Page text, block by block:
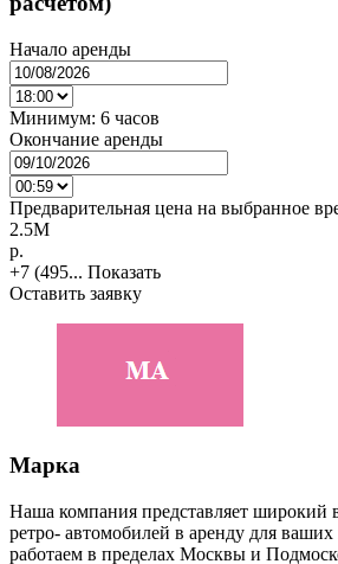
Начало аренды
Минимум: 6 часов
Окончание аренды
Предварительная цена на выбранное
2.5M
p.
+7 (495... Показать
Оставить заявку
Марка
Наша компания представляет широкий
ретро- автомобилей в аренду для
работаем в пределах Москвы и